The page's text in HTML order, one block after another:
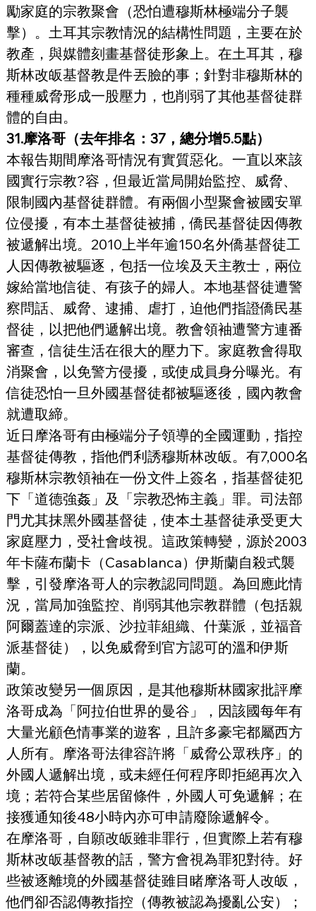
勵家庭的宗教聚會（恐怕遭穆斯林極端分子襲
擊）。土耳其宗教情況的結構性問題，主要在於
教產，與媒體刻畫基督徒形象上。在土耳其，穆
斯林改皈基督教是件丟臉的事；針對非穆斯林的
種種威脅形成一股壓力，也削弱了其他基督徒群
體的自由。
31.摩洛哥（去年排名：37，總分增5.5點）
本報告期間摩洛哥情況有實質惡化。一直以來該
國實行宗教?容，但最近當局開始監控、威脅、
限制國內基督徒群體。有兩個小型聚會被國安單
位侵擾，有本土基督徒被捕，僑民基督徒因傳教
被遞解出境。2010上半年逾150名外僑基督徒工
人因傳教被驅逐，包括一位埃及天主教士，兩位
嫁給當地信徒、有孩子的婦人。本地基督徒遭警
察問話、威脅、逮捕、虐打，迫他們指證僑民基
督徒，以把他們遞解出境。教會領袖遭警方連番
審查，信徒生活在很大的壓力下。家庭教會得取
消聚會，以免警方侵擾，或使成員身分曝光。有
信徒恐怕一旦外國基督徒都被驅逐後，國內教會
就遭取締。
近日摩洛哥有由極端分子領導的全國運動，指控
基督徒傳教，指他們利誘穆斯林改皈。有7,000名
穆斯林宗教領袖在一份文件上簽名，指基督徒犯
下「道德強姦」及「宗教恐怖主義」罪。司法部
門尤其抹黑外國基督徒，使本土基督徒承受更大
家庭壓力，受社會歧視。這政策轉變，源於2003
年卡薩布蘭卡（Casablanca）伊斯蘭自殺式襲
擊，引發摩洛哥人的宗教認同問題。為回應此情
況，當局加強監控、削弱其他宗教群體（包括親
阿爾蓋達的宗派、沙拉菲組織、什葉派，並福音
派基督徒），以免威脅到官方認可的溫和伊斯
蘭。
政策改變另一個原因，是其他穆斯林國家批評摩
洛哥成為「阿拉伯世界的曼谷」，因該國每年有
大量光顧色情事業的遊客，且許多豪宅都屬西方
人所有。摩洛哥法律容許將「威脅公眾秩序」的
外國人遞解出境，或未經任何程序即拒絕再次入
境；若符合某些居留條件，外國人可免遞解；在
接獲通知後48小時內亦可申請廢除遞解令。
在摩洛哥，自願改皈雖非罪行，但實際上若有穆
斯林改皈基督教的話，警方會視為罪犯對待。好
些被逐離境的外國基督徒雖目睹摩洛哥人改皈，
他們卻否認傳教指控（傳教被認為擾亂公安）；